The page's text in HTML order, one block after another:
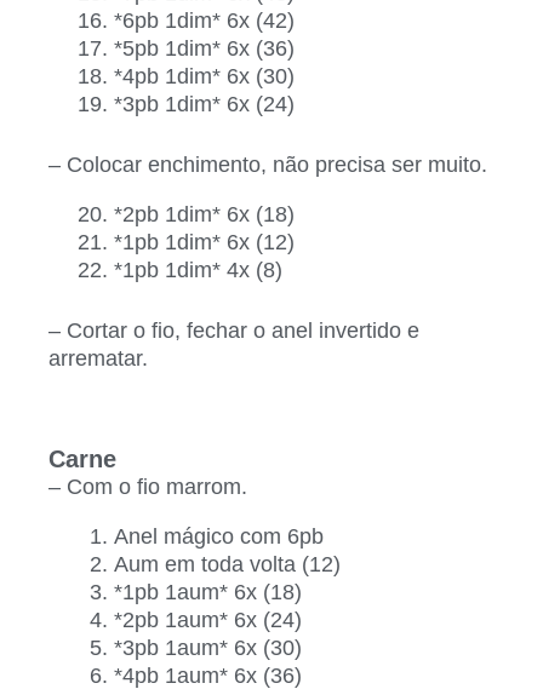
*6pb 1dim* 6x (42)
*5pb 1dim* 6x (36)
*4pb 1dim* 6x (30)
*3pb 1dim* 6x (24)
– Colocar enchimento, não precisa ser muito.
*2pb 1dim* 6x (18)
*1pb 1dim* 6x (12)
*1pb 1dim* 4x (8)
– Cortar o fio, fechar o anel invertido e
arrematar.
Carne
– Com o fio marrom.
Anel mágico com 6pb
Aum em toda volta (12)
*1pb 1aum* 6x (18)
*2pb 1aum* 6x (24)
*3pb 1aum* 6x (30)
*4pb 1aum* 6x (36)